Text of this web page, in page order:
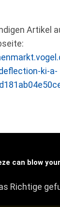
Artikel
ki-a-
can blow
Richtige